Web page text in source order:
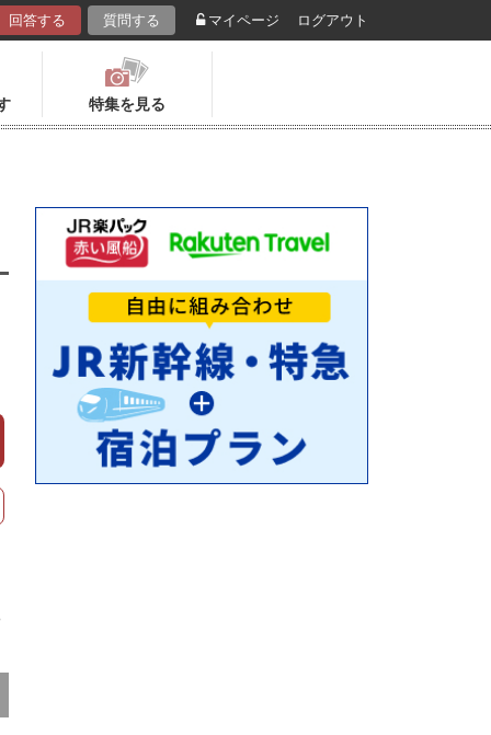
回答する 質問する マイページ ログアウト
特集を見る